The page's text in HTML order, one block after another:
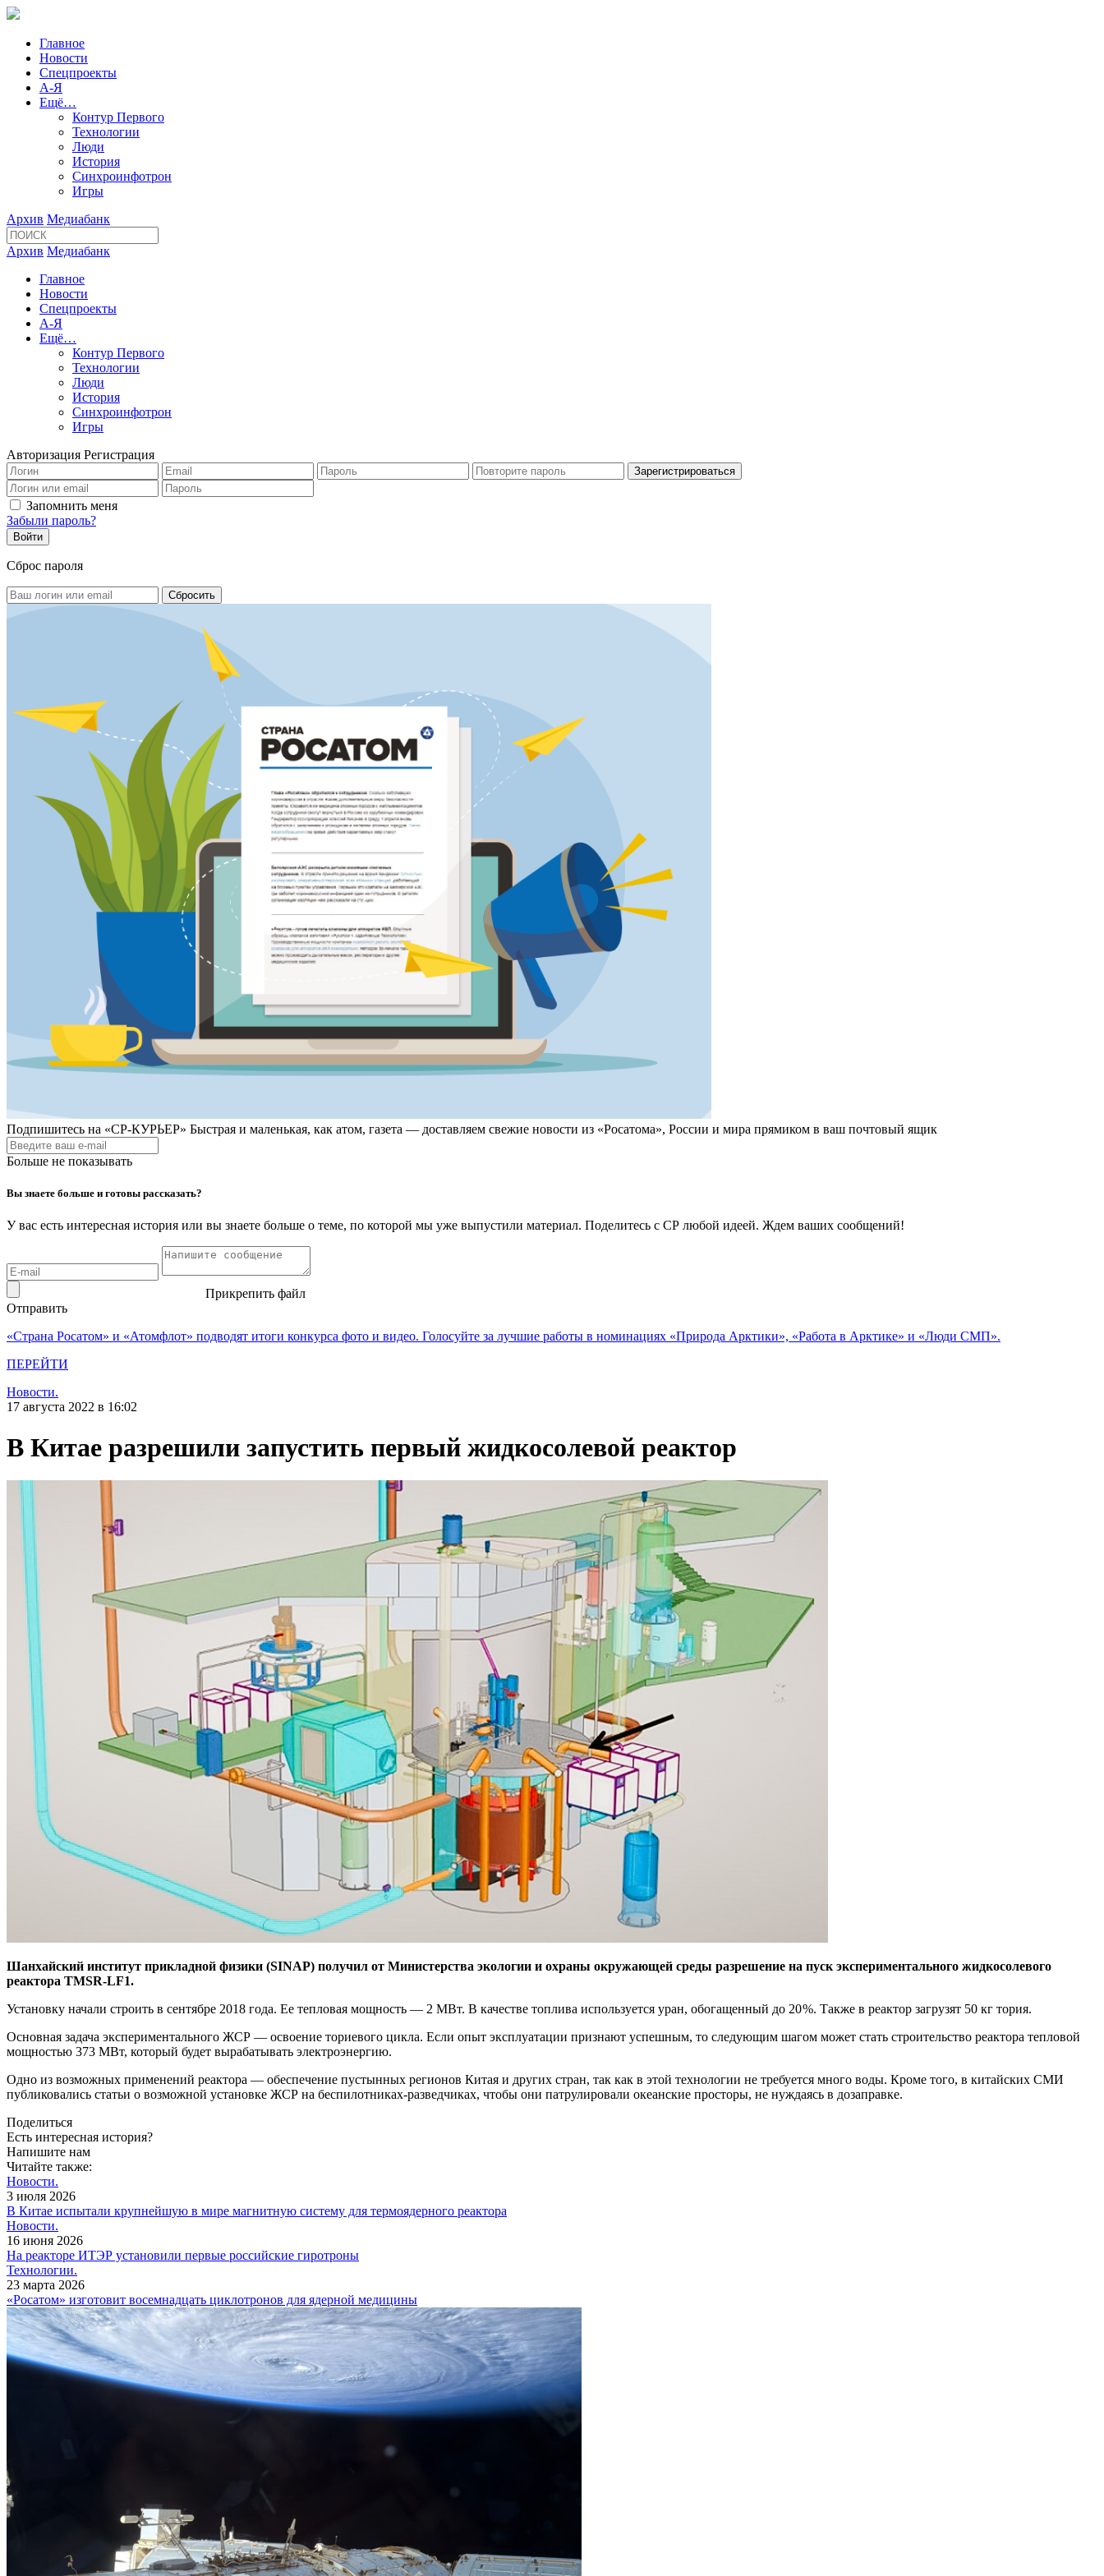
Главное
Новости
Спецпроекты
А-Я
Ещё…
Контур Первого
Технологии
Люди
История
Синхроинфотрон
Игры
Архив Медиабанк
Архив Медиабанк
Главное
Новости
Спецпроекты
А-Я
Ещё…
Контур Первого
Технологии
Люди
История
Синхроинфотрон
Игры
Авторизация Регистрация
Запомнить меня
Забыли пароль?
Сброс пароля
Подпишитесь на «СР-КУРЬЕР» Быстрая и маленькая, как атом, газета — доставляем свежие новости из «Росатома», России и мира прямиком в ваш почтовый ящик
Больше не показывать
Вы знаете больше и готовы рассказать?
У вас есть интересная история или вы знаете больше о теме, по которой мы уже выпустили материал. Поделитесь с СР любой идеей. Ждем ваших сообщений!
Прикрепить файл
Отправить
«Страна Росатом» и «Атомфлот» подводят итоги конкурса фото и видео. Голосуйте за лучшие работы в номинациях «Природа Арктики», «Работа в Арктике» и «Люди СМП».
ПЕРЕЙТИ
Новости.
17 августа 2022 в 16:02
В Китае разрешили запустить первый жидкосолевой реактор
Шанхайский институт прикладной физики (SINAP) получил от Министерства экологии и охраны окружающей среды разрешение на пуск экспериментального жидкосолевого
реактора TMSR-LF1.
Установку начали строить в сентябре 2018 года. Ее тепловая мощность — ​2 МВт. В качестве топлива используется уран, обогащенный до 20 %. Также в реактор загрузят 50 кг тория.
Основная задача экспериментального ЖСР — ​освоение ториевого цикла. Если опыт эксплуатации признают успешным, то следующим шагом может стать строительство реактора тепловой
мощностью 373 МВт, который будет вырабатывать электроэнергию.
Одно из возможных применений реактора — ​обеспечение пустынных регионов Китая и других стран, так как в этой технологии не требуется много воды. Кроме того, в китайских СМИ
публиковались статьи о возможной установке ЖСР на беспилотниках-разведчиках, чтобы они патрулировали океанские просторы, не нуждаясь в дозаправке.
Поделиться
Есть интересная история?
Напишите нам
Читайте также:
Новости.
3 июля 2026
В Китае испытали крупнейшую в мире магнитную систему для термоядерного реактора
Новости.
16 июня 2026
На реакторе ИТЭР установили первые российские гиротроны
Технологии.
23 марта 2026
«Росатом» изготовит восемнадцать циклотронов для ядерной медицины